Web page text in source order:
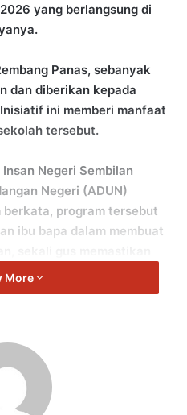
yang berlangsung di
Panas, sebanyak
dan diberikan kepada
ini memberi manfaat
tersebut.
Negeri Sembilan
Negeri (ADUN)
berkata, program tersebut
ibu bapa dalam membuat
sesi persekolahan dengan
Persekolahan 2026 agar
murid untuk membina
insan yang berguna
More